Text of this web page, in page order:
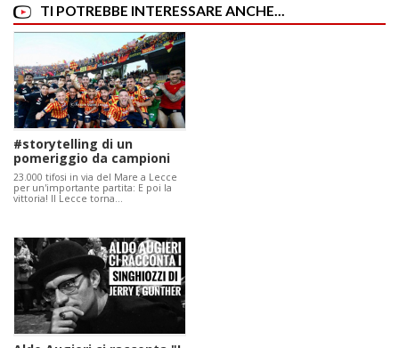
TI POTREBBE INTERESSARE ANCHE...
#storytelling di un
pomeriggio da campioni
23.000 tifosi in via del Mare a Lecce
per un'importante partita: E poi la
vittoria! Il Lecce torna…